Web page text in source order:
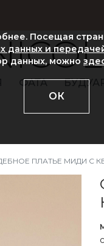
ФАТА
ПЛАТЬЕ МИДИ С
Посещая
данных и
данных, можно
ОК